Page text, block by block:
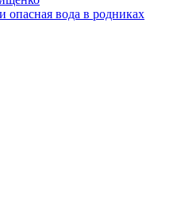
опасная вода в родниках